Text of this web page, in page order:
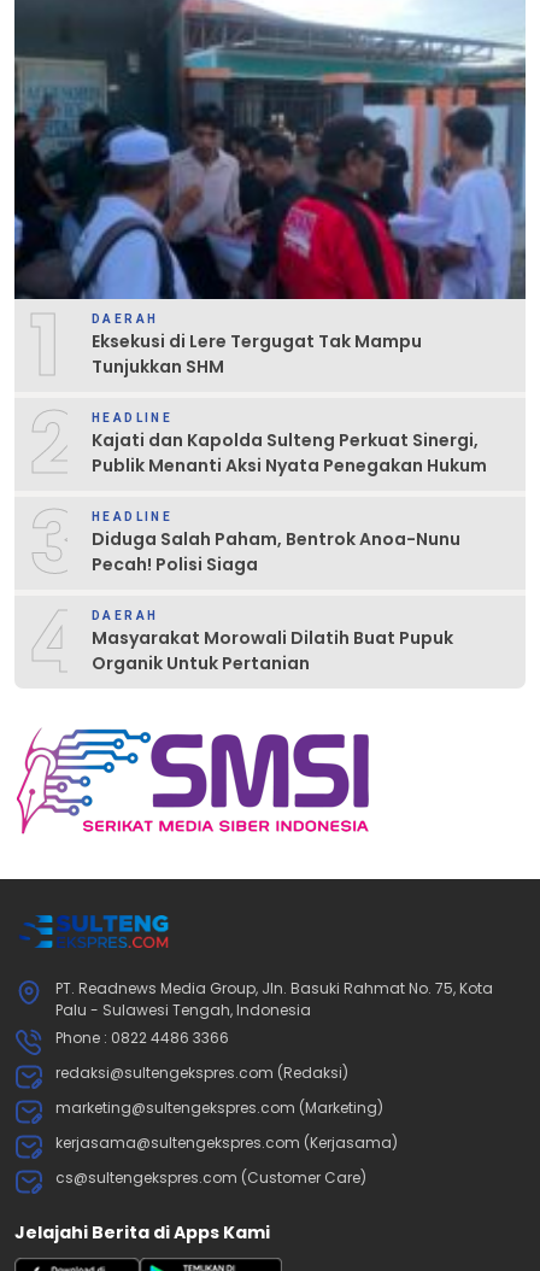
1 DAERAH
Eksekusi di Lere Tergugat Tak Mampu
Tunjukkan SHM
2 HEADLINE
Kajati dan Kapolda Sulteng Perkuat Sinergi,
Publik Menanti Aksi Nyata Penegakan Hukum
3 HEADLINE
Diduga Salah Paham, Bentrok Anoa-Nunu
Pecah! Polisi Siaga
4 DAERAH
Masyarakat Morowali Dilatih Buat Pupuk
Organik Untuk Pertanian
PT. Readnews Media Group, Jln. Basuki Rahmat No. 75, Kota
Palu - Sulawesi Tengah, Indonesia
Phone : 0822 4486 3366
redaksi@sultengekspres.com (Redaksi)
marketing@sultengekspres.com (Marketing)
kerjasama@sultengekspres.com (Kerjasama)
cs@sultengekspres.com (Customer Care)
Jelajahi Berita di Apps Kami